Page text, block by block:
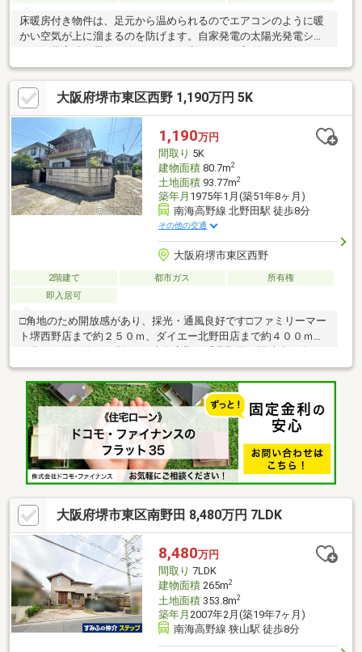
床暖房付き物件は、足元から温められるのでエアコンのように暖
かい空気が上に溜まるのを防げます。自家発電の太陽光発電シス
チラの物件は、落ち着きのある室内が魅力的です。夏場の暑さに
も快適な住空間をお求めなら天井高2.7m以上で。リビングには吹
き抜けが設けられ、室内の空気の循環も良好です。皆で仲良く生
活できる6LDKの物件情報はこちらです。建物面積は381.69㎡で
大阪府堺市東区西野 1,190万円 5K
1,190万円
間取り 5K
建物面積80.7m2
土地面積93.77m2
築年月 1975年1月(築51年8ヶ月)
南海高野線 北野田駅 徒歩8分
その他の交通
大阪府堺市東区西野
2階建て 都市ガス
所有権
即入居可
□角地のため開放感があり、採光・通風良好です□ファミリーマー
ト堺西野店まで約２５０ｍ、ダイエー北野田店まで約４００ｍと
立地＝＝＝＝＝Ｌｉｆｅ Ｉｎｆｏｒｍａｔｉｏｎ＝＝＝＝＝○
堺市立登美丘南小学校…約５８０ｍ○堺市立登美丘中学校…約１３
００ｍ●ファミリーマート堺西野店…約２５０ｍ●ダイエー北野田
店…約４００ｍ●スギドラック北野田店…約４００ｍ●ベルヒル北
野田…約４５０ｍ●堺登美丘郵便局…約５５０ｍ●セブンイレブン
南海北野田店…約５５０ｍ●ライフ北野田店…約７００ｍ
大阪府堺市東区南野田 8,480万円 7LDK
8,480万円
間取り 7LDK
建物面積265m2
土地面積353.8m2
築年月 2007年2月(築19年7ヶ月)
南海高野線 狭山駅 徒歩8分